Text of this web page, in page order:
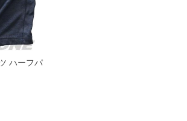
ハーフパ